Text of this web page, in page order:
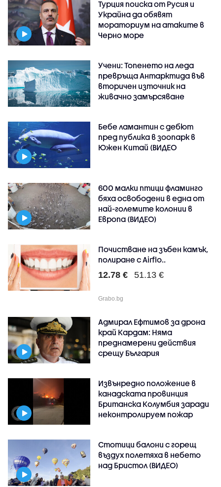
Турция поиска от Русия и
Украйна да обявят
мораториум на атаките в
Черно море
Учени: Топенето на леда
превръща Антарктида във
вторичен източник на
живачно замърсяване
Бебе ламантин с дебют
пред публика в зоопарк в
Южен Китай (ВИДЕО
600 малки птици фламинго
бяха освободени в една от
най-големите колонии в
Европа (ВИДЕО)
Почистване на зъбен камък,
полиране с Airflo..
12.78 € 51.13 €
Grabo.bg
Адмирал Ефтимов за дрона
край Кардам: Няма
преднамерени действия
срещу България
Извънредно положение в
канадската провинция
Британска Колумбия заради
неконтролируем пожар
Стотици балони с горещ
въздух полетяха в небето
над Бристол (ВИДЕО)